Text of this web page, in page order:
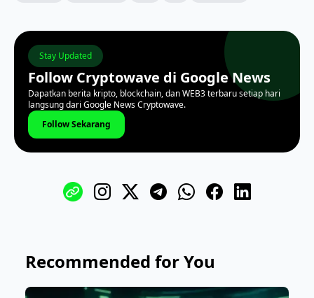
Stay Updated
Follow Cryptowave di Google News
Dapatkan berita kripto, blockchain, dan WEB3 terbaru setiap hari
langsung dari Google News Cryptowave.
Follow Sekarang
Recommended for You